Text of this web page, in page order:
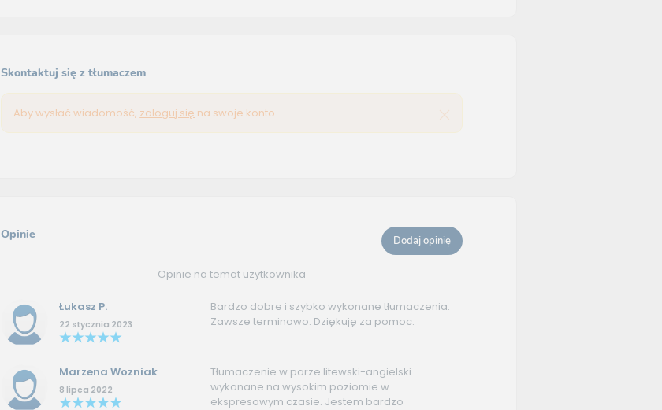
Skontaktuj się z tłumaczem
Aby wysłać wiadomość, zaloguj się na swoje konto.
Opinie Dodaj opinię
Opinie na temat użytkownika
Łukasz P.
22 stycznia 2023
Bardzo dobre i szybko wykonane tłumaczenia.
Zawsze terminowo. Dziękuję za pomoc.
Marzena Wozniak
8 lipca 2022
Tłumaczenie w parze litewski-angielski
wykonane na wysokim poziomie w
ekspresowym czasie. Jestem bardzo